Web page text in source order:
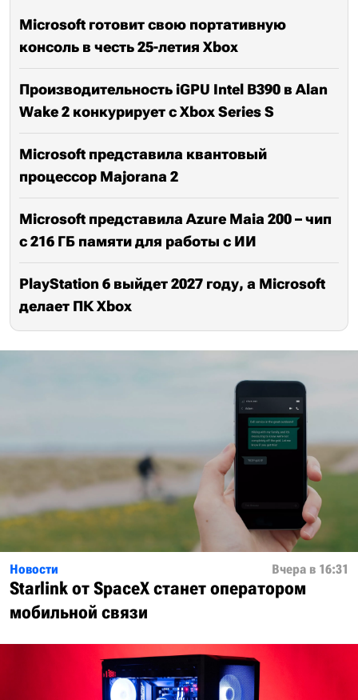
Microsoft готовит свою портативную
консоль в честь 25-летия Xbox
Производительность iGPU Intel B390 в Alan
Wake 2 конкурирует с Xbox Series S
Microsoft представила квантовый
процессор Majorana 2
Microsoft представила Azure Maia 200 – чип
с 216 ГБ памяти для работы с ИИ
PlayStation 6 выйдет 2027 году, а Microsoft
делает ПК Xbox
Новости Вчера в 16:31
Starlink от SpaceX станет оператором
мобильной связи